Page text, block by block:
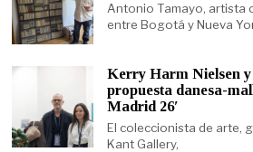
Antonio Tamayo, artista
entre Bogotá y Nueva
Kerry Harm Nielsen
propuesta danesa-
Madrid 26′
El coleccionista de arte,
Kant Gallery,